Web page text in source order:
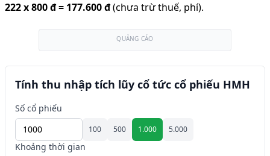
222x800 đ= 177.600 đ(chưa trừ thuế, phí).
QUẢNG CÁO
Tính thu nhập tích lũy cổ tức cổ phiếu HMH
Số cổ phiếu
100 500 1.000 5.000
Khoảng thời gian